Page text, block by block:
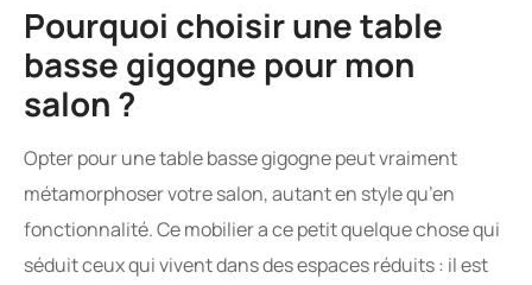
Pourquoi choisir une table
basse gigogne pour mon
salon ?
Opter pour une table basse gigogne peut vraiment
métamorphoser votre salon, autant en style qu’en
fonctionnalité. Ce mobilier a ce petit quelque chose qui
séduit ceux qui vivent dans des espaces réduits : il est